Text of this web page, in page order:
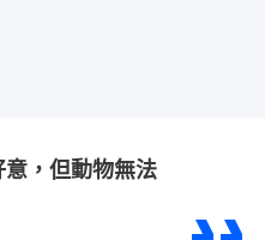
，但動物無法